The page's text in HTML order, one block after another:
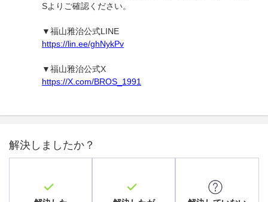
Sよりご確認ください。
▼福山雅治公式LINE
https://lin.ee/ghNykPv
▼福山雅治公式X
https://X.com/BROS_1991
解決しましたか？